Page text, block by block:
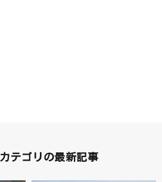
カテゴリの最新記事